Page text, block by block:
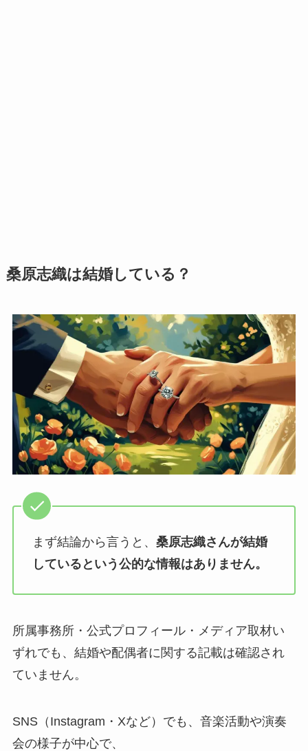
桑原志織は結婚している？
まず結論から言うと、 桑原志織さんが結婚
しているという公的な情報はありません。
所属事務所・公式プロフィール・メディア取材い
ずれでも、結婚や配偶者に関する記載は確認され
ていません。
SNS（Instagram・Xなど）でも、音楽活動や演奏
会の様子が中心で、